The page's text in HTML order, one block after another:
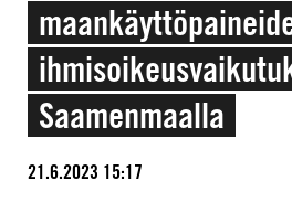
Saamenmaalla
21.6.2023 15:17